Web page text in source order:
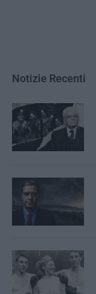
Notizie Recenti